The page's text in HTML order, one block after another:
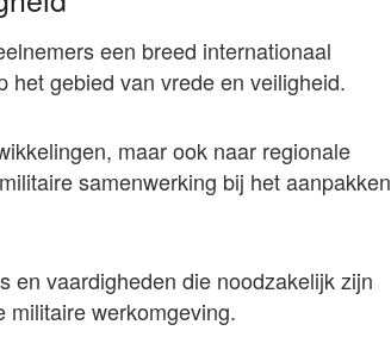
een breed internationaal
het gebied van vrede en veiligheid.
maar ook naar regionale
samenwerking bij het aanpakken
en vaardigheden die noodzakelijk zijn
militaire werkomgeving.